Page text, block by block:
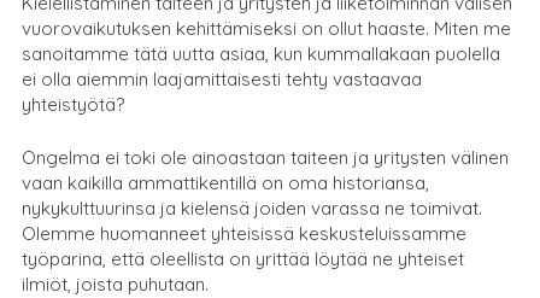
vuorovaikutuksen kehittämiseksi on ollut haaste. Miten me
sanoitamme tätä uutta asiaa, kun kummallakaan puolella
ei olla aiemmin laajamittaisesti tehty vastaavaa
yhteistyötä?
Ongelma ei toki ole ainoastaan taiteen ja yritysten välinen
vaan kaikilla ammattikentillä on oma historiansa,
nykykulttuurinsa ja kielensä joiden varassa ne toimivat.
Olemme huomanneet yhteisissä keskusteluissamme
työparina, että oleellista on yrittää löytää ne yhteiset
ilmiöt, joista puhutaan.